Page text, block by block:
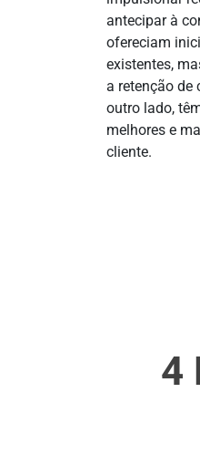
antecipar à
ofereciam
existentes,
a retenção de
outro lado,
melhores e
cliente.
4